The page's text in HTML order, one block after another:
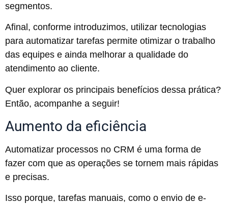
segmentos.
Afinal, conforme introduzimos, utilizar tecnologias
para automatizar tarefas permite otimizar o trabalho
das equipes e ainda melhorar a qualidade do
atendimento ao cliente.
Quer explorar os principais benefícios dessa prática?
Então, acompanhe a seguir!
Aumento da eficiência
Automatizar processos no CRM é uma forma de
fazer com que as operações se tornem mais rápidas
e precisas.
Isso porque, tarefas manuais, como o envio de e-